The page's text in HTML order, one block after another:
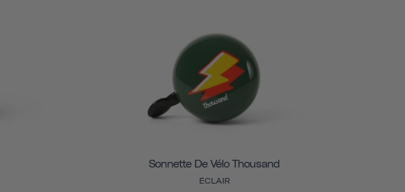
Sonnette De Vélo Thousand
ÉCLAIR